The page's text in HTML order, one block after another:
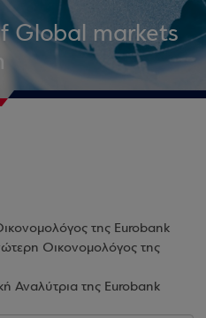
Global markets
της Eurobank
Οικονομολόγος της
Αναλύτρια της Eurobank